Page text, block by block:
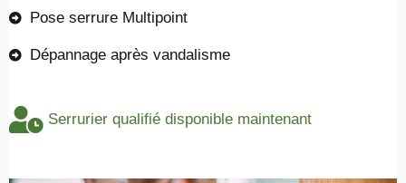
Pose serrure Multipoint
Dépannage après vandalisme
Serrurier qualifié disponible maintenant